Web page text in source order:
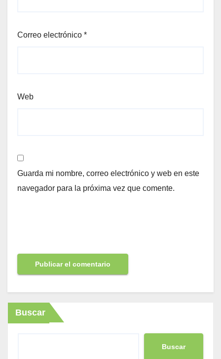
Correo electrónico *
Web
Guarda mi nombre, correo electrónico y web en este
navegador para la próxima vez que comente.
Buscar
Buscar